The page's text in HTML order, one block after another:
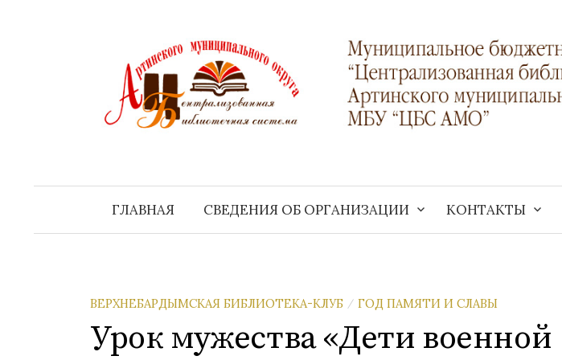
ГЛАВНАЯ СВЕДЕНИЯ ОБ ОРГАНИЗАЦИИ КОНТАКТЫ
ВЕРХНЕБАРДЫМСКАЯ БИБЛИОТЕКА-КЛУБ / ГОД ПАМЯТИ И СЛАВЫ
Урок мужества «Дети военной